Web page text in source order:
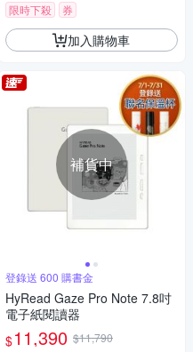
限時下殺
券
加入購物車
補貨中
登錄送 600 購書金
HyRead Gaze Pro Note 7.8吋
電子紙閱讀器
$11,390 $11,790